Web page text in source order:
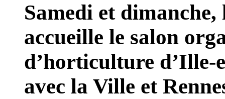
Samedi et
accueille le salon
d’horticulture
avec la Ville et